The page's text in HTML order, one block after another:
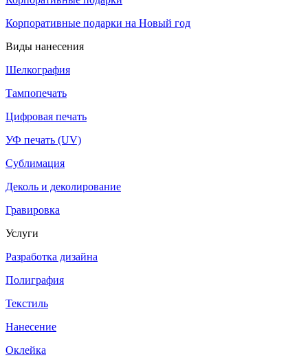
Корпоративные подарки на Новый год
Виды нанесения
Шелкография
Тампопечать
Цифровая печать
УФ печать (UV)
Сублимация
Деколь и деколирование
Гравировка
Услуги
Разработка дизайна
Полиграфия
Текстиль
Нанесение
Оклейка